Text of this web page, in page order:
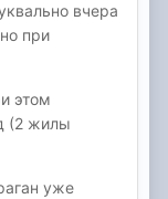
вчера
при
этом
(2 жилы
уже